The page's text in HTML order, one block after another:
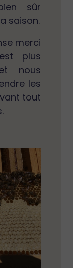
sûr
saison.
merci
plus
nous
les
tout